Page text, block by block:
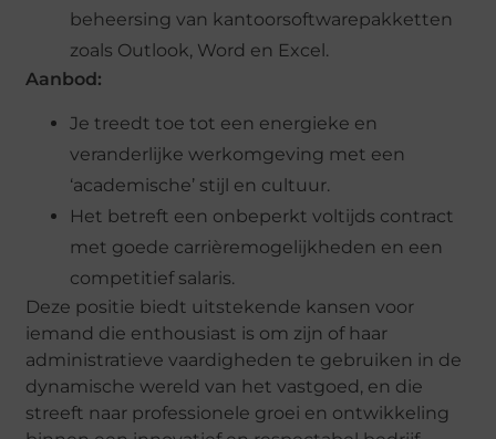
beheersing van kantoorsoftwarepakketten
zoals Outlook, Word en Excel.
Aanbod:
Je treedt toe tot een energieke en
veranderlijke werkomgeving met een
‘academische’ stijl en cultuur.
Het betreft een onbeperkt voltijds contract
met goede carrièremogelijkheden en een
competitief salaris.
Deze positie biedt uitstekende kansen voor
iemand die enthousiast is om zijn of haar
administratieve vaardigheden te gebruiken in de
dynamische wereld van het vastgoed, en die
streeft naar professionele groei en ontwikkeling